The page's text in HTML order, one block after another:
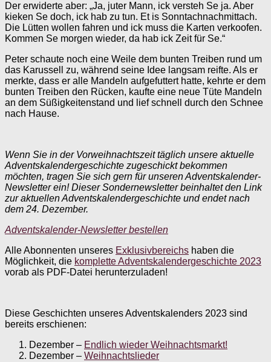
Der erwiderte aber: „Ja, juter Mann, ick versteh Se ja. Aber
kieken Se doch, ick hab zu tun. Et is Sonntachnachmittach.
Die Lütten wollen fahren und ick muss die Karten verkoofen.
Kommen Se morgen wieder, da hab ick Zeit für Se.“
Peter schaute noch eine Weile dem bunten Treiben rund um
das Karussell zu, während seine Idee langsam reifte. Als er
merkte, dass er alle Mandeln aufgefuttert hatte, kehrte er dem
bunten Treiben den Rücken, kaufte eine neue Tüte Mandeln
an dem Süßigkeitenstand und lief schnell durch den Schnee
nach Hause.
Wenn Sie in der Vorweihnachtszeit täglich unsere aktuelle
Adventskalendergeschichte zugeschickt bekommen
möchten, tragen Sie sich gern für unseren Adventskalender-
Newsletter ein!Dieser Sondernewsletter beinhaltet den Link
zur aktuellen Adventskalendergeschichte und endet nach
dem 24. Dezember.
Adventskalender-Newsletter bestellen
Alle Abonnenten unseres Exklusivbereichs haben die
Möglichkeit, die komplette Adventskalendergeschichte 2023
vorab als PDF-Datei herunterzuladen!
Diese Geschichten unseres Adventskalenders 2023 sind
bereits erschienen:
Dezember – Endlich wieder Weihnachtsmarkt!
Dezember – Weihnachtslieder